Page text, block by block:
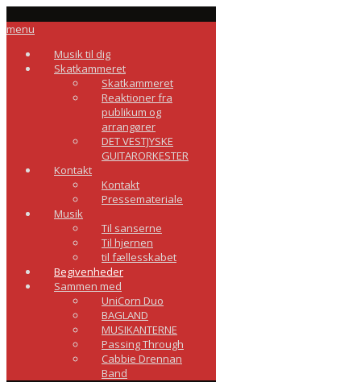
menu
Musik til dig
Skatkammeret
Skatkammeret
Reaktioner fra
publikum og
arrangører
DET VESTJYSKE
GUITARORKESTER
Kontakt
Kontakt
Pressemateriale
Musik
Til sanserne
Til hjernen
til fællesskabet
Begivenheder
Sammen med
UniCorn Duo
BAGLAND
MUSIKANTERNE
Passing Through
Cabbie Drennan
Band